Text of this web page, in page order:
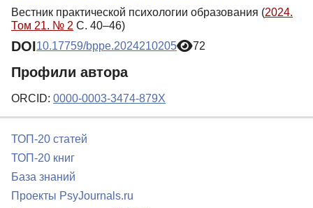
Вестник практической психологии образования (2024.
Том 21. № 2 С. 40–46)
DOI10.17759/bppe.2024210205 72
Профили автора
ORCID: 0000-0003-3474-879X
ТОП-20 статей
ТОП-20 книг
База знаний
Проекты PsyJournals.ru